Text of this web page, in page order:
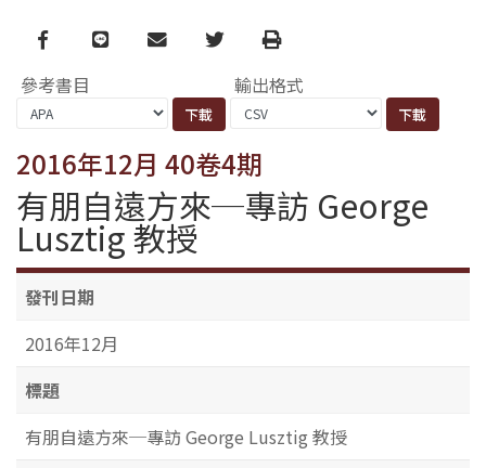
Facebook
line email TwitterPrint
參考書目 輸出格式
2016年12月 40卷4期
有朋自遠方來─專訪 George
Lusztig 教授
發刊日期
2016年12月
標題
有朋自遠方來─專訪 George Lusztig 教授